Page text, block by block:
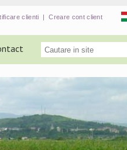
clienti |Creare cont client